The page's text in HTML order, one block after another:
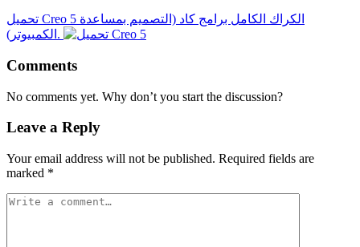
تحميل Creo 5 الكراك الكامل برامج كاد (التصميم بمساعدة
الكمبيوتر).
Comments
No comments yet. Why don’t you start the discussion?
Leave a Reply
Your email address will not be published. Required fields are
marked *